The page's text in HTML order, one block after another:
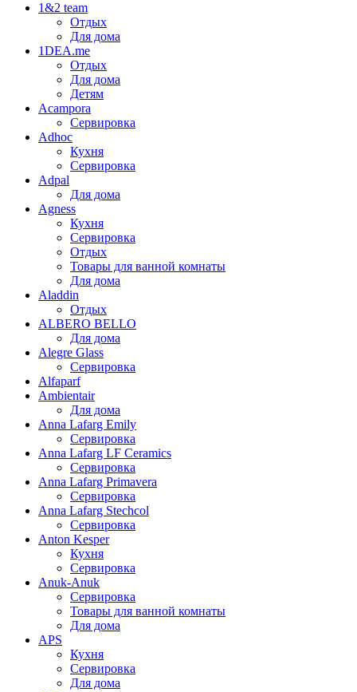
1&2 team
Отдых
Для дома
1DEA.me
Отдых
Для дома
Детям
Acampora
Сервировка
Adhoc
Кухня
Сервировка
Adpal
Для дома
Agness
Кухня
Сервировка
Отдых
Товары для ванной комнаты
Для дома
Aladdin
Отдых
ALBERO BELLO
Для дома
Alegre Glass
Сервировка
Alfaparf
Ambientair
Для дома
Anna Lafarg Emily
Сервировка
Anna Lafarg LF Ceramics
Сервировка
Anna Lafarg Primavera
Сервировка
Anna Lafarg Stechcol
Сервировка
Anton Kesper
Кухня
Сервировка
Anuk-Anuk
Сервировка
Товары для ванной комнаты
Для дома
APS
Кухня
Сервировка
Для дома